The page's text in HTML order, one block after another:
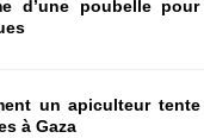
d’une poubelle
un apiculteur
à Gaza